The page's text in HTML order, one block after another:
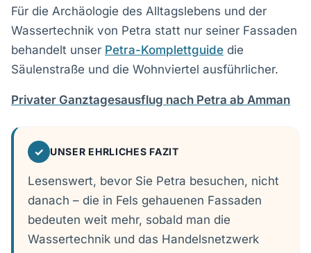
Für die Archäologie des Alltagslebens und der
Wassertechnik von Petra statt nur seiner Fassaden
behandelt unser Petra-Komplettguide die
Säulenstraße und die Wohnviertel ausführlicher.
Privater Ganztagesausflug nach Petra ab Amman
✓ UNSER EHRLICHES FAZIT
Lesenswert, bevor Sie Petra besuchen, nicht
danach – die in Fels gehauenen Fassaden
bedeuten weit mehr, sobald man die
Wassertechnik und das Handelsnetzwerk